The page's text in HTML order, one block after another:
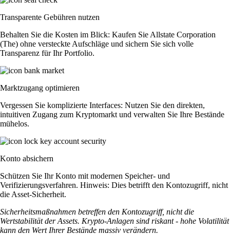
Transparente Gebühren nutzen
Behalten Sie die Kosten im Blick: Kaufen Sie Allstate Corporation
(The) ohne versteckte Aufschläge und sichern Sie sich volle
Transparenz für Ihr Portfolio.
Marktzugang optimieren
Vergessen Sie komplizierte Interfaces: Nutzen Sie den direkten,
intuitiven Zugang zum Kryptomarkt und verwalten Sie Ihre Bestände
mühelos.
Konto absichern
Schützen Sie Ihr Konto mit modernen Speicher- und
Verifizierungsverfahren. Hinweis: Dies betrifft den Kontozugriff, nicht
die Asset-Sicherheit.
Sicherheitsmaßnahmen betreffen den Kontozugriff, nicht die
Wertstabilität der Assets. Krypto-Anlagen sind riskant - hohe Volatilität
kann den Wert Ihrer Bestände massiv verändern.